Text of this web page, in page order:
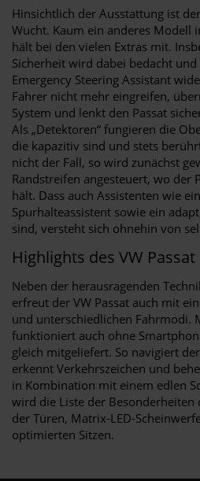
Hinsichtlich der Ausstattung ist
Wucht. Kaum ein anderes Modell
hält bei den vielen Extras mit.
Sicherheit wird dabei bedacht
Emergency Steering Assistant
Fahrer nicht mehr eingreifen,
System und lenkt den Passat
Als „Detektoren“ fungieren die
die kapazitiv sind und stets
nicht der Fall, so wird zunächst
Randstreifen angesteuert, wo der
hält. Dass auch Assistenten wie
Spurhalteassistent sowie ein
sind, versteht sich ohnehin von
Highlights des VW Passat
Neben der herausragenden
erfreut der VW Passat auch mit
und unterschiedlichen Fahrmodi.
funktioniert auch ohne
gleich mitgeliefert. So navigiert
erkennt Verkehrszeichen und
in Kombination mit einem edlen
wird die Liste der Besonderheiten
der Türen, Matrix-LED-
optimierten Sitzen.